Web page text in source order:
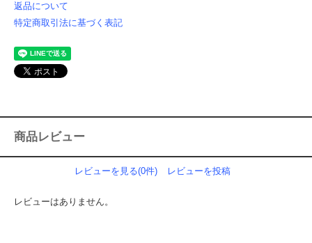
返品について
特定商取引法に基づく表記
商品レビュー
レビューを見る(0件) レビューを投稿
レビューはありません。